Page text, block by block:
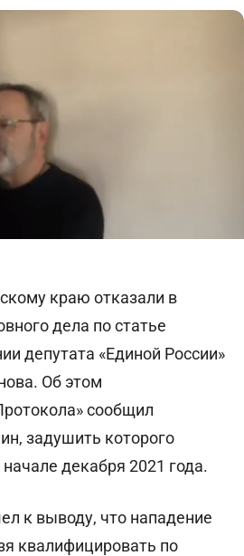
краю отказали в
дела по статье
депутата «Единой России»
Об этом
сообщил
задушить которого
декабря 2021 года.
к выводу, что нападение
квалифицировать по